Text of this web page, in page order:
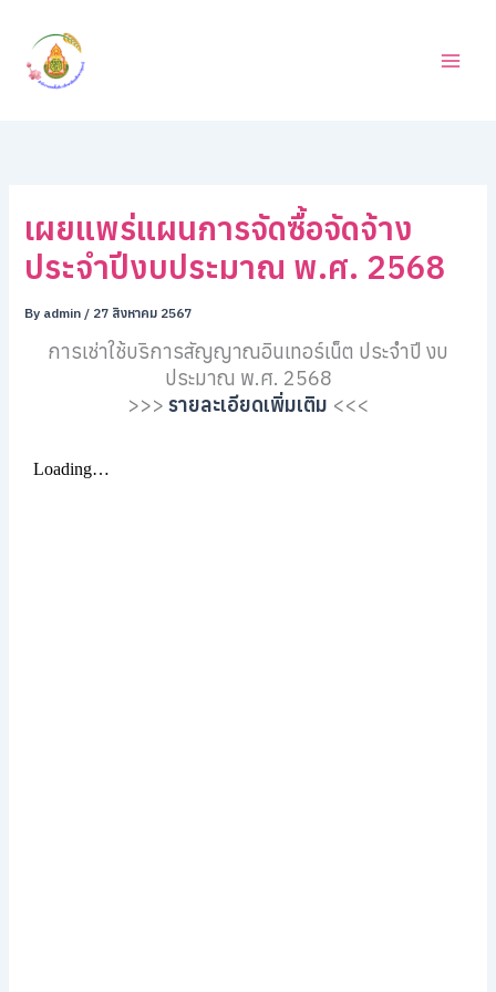
content
เผยแพร่แผนการจัดซื้อจัดจ้าง
ประจำปีงบประมาณ พ.ศ. 2568
By admin / 27 สิงหาคม 2567
การเช่าใช้บริการสัญญาณอินเทอร์เน็ต ประจำปี งบ
ประมาณ พ.ศ. 2568
>>> รายละเอียดเพิ่มเติม <<<
ห
า